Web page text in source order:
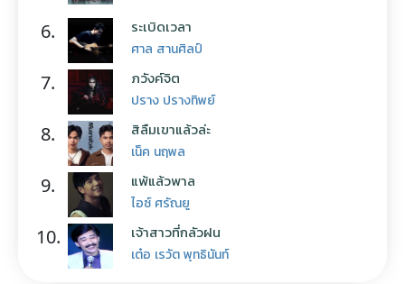
6. ระเบิดเวลา
ศาล สานศิลป์
7. ภวังค์จิต
ปราง ปรางทิพย์
8. สิลืมเขาแล้วล่ะ
เน็ค นฤพล
9. แพ้แล้วพาล
ไอซ์ ศรัณยู
10. เจ้าสาวที่กลัวฝน
เต๋อ เรวัต พุทธินันท์